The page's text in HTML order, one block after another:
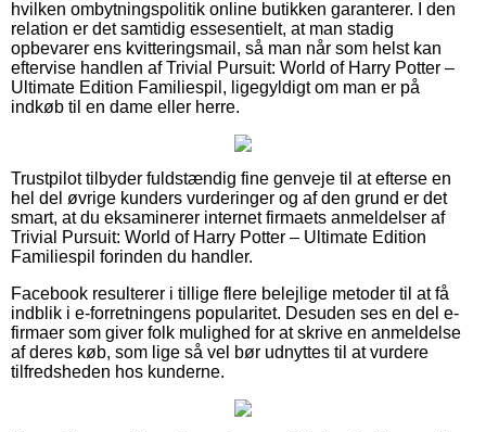
hvilken ombytningspolitik online butikken garanterer. I den
relation er det samtidig essesentielt, at man stadig
opbevarer ens kvitteringsmail, så man når som helst kan
eftervise handlen af Trivial Pursuit: World of Harry Potter –
Ultimate Edition Familiespil, ligegyldigt om man er på
indkøb til en dame eller herre.
Trustpilot tilbyder fuldstændig fine genveje til at efterse en
hel del øvrige kunders vurderinger og af den grund er det
smart, at du eksaminerer internet firmaets anmeldelser af
Trivial Pursuit: World of Harry Potter – Ultimate Edition
Familiespil forinden du handler.
Facebook resulterer i tillige flere belejlige metoder til at få
indblik i e-forretningens popularitet. Desuden ses en del e-
firmaer som giver folk mulighed for at skrive en anmeldelse
af deres køb, som lige så vel bør udnyttes til at vurdere
tilfredsheden hos kunderne.